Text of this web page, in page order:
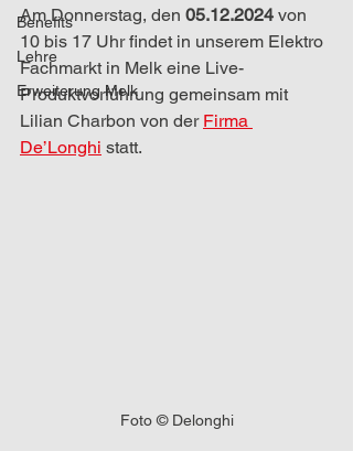
Benefits
Lehre
Erweiterung Melk
Am Donnerstag, den 05.12.2024 von
10 bis 17 Uhr findet in unserem Elektro
Fachmarkt in Melk eine Live-
Produktvorführung gemeinsam mit
Lilian Charbon von der Firma
De’Longhi statt.
Foto © Delonghi